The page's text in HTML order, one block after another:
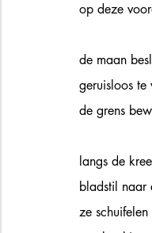
op deze
de maan
geruisloos
de grens
langs de
bladstil naar
ze